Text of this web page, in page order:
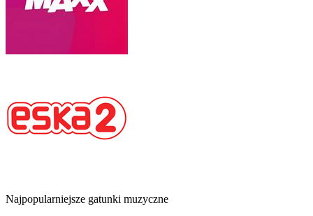
Najpopularniejsze gatunki muzyczne